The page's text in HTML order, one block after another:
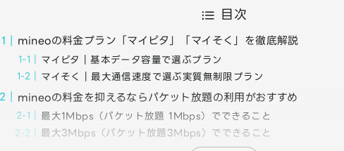
目次
mineoの料金プラン「マイピタ」「マイそく」を徹底解説
マイピタ｜基本データ容量で選ぶプラン
マイそく｜最大通信速度で選ぶ実質無制限プラン
mineoの料金を抑えるならパケット放題の利用がおすすめ
最大1Mbps（パケット放題 1Mbps）でできること
最大3Mbps（パケット放題3Mbps）でできること